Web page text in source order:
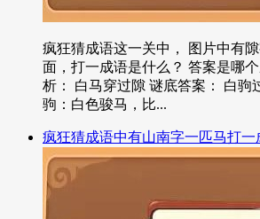
疯狂猜成语这一关中， 图片中有
面，打一成语是什么？ 答案是哪
析： 白马穿过隙 谜底答案： 白驹
驹：白色骏马，比...
疯狂猜成语中有山南字一匹马打一